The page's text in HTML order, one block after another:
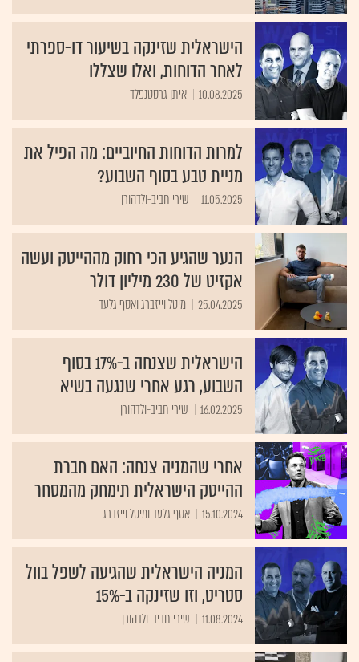
הישראלית שזינקה בשיעור דו-ספרתי
לאחר הדוחות, ואלו שצללו
10.08.2025 איתן גרסטנפלד
למרות הדוחות החיוביים: מה הפיל את
מניית טבע בסוף השבוע?
11.05.2025 שירי חביב-ולדהורן
הנער שהגיע הכי רחוק מההייטק ועשה
אקזיט של 230 מיליון דולר
25.04.2025 מיטל וייזברג ואסף גלעד
הישראלית שצנחה ב-17% בסוף
השבוע, רגע אחרי שנגעה בשיא
16.02.2025 שירי חביב-ולדהורן
אחרי שהמניה צנחה: האם חברת
ההייטק הישראלית תימחק מהמסחר
15.10.2024 אסף גלעד ומיטל וייזברג
המניה הישראלית שהגיעה לשפל בוול
סטריט, וזו שזינקה ב-15%
11.08.2024 שירי חביב-ולדהורן